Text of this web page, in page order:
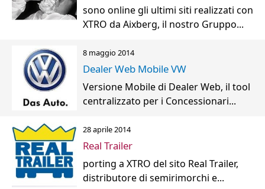
sono online gli ultimi siti realizzati con
XTRO da Aixberg, il nostro Gruppo...
8 maggio 2014
Dealer Web Mobile VW
Versione Mobile di Dealer Web, il tool
centralizzato per i Concessionari...
28 aprile 2014
Real Trailer
porting a XTRO del sito Real Trailer,
distributore di semirimorchi e...